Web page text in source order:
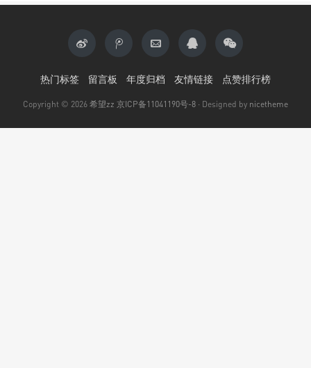
热门标签 留言板 年度归档 友情链接 点赞排行榜
Copyright © 2026 希望zz 京ICP备11041190号-8 · Designed by nicetheme